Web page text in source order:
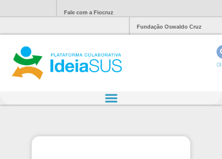
Fale com a Fiocruz
Fundação Oswaldo Cruz